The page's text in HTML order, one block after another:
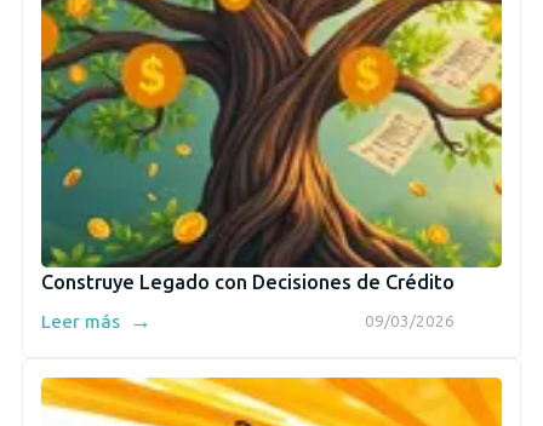
Construye Legado con Decisiones de Crédito
09/03/2026
Leer más →